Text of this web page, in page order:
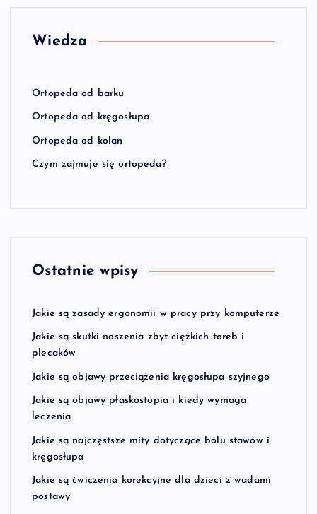
Wiedza
Ortopeda od barku
Ortopeda od kręgosłupa
Ortopeda od kolan
Czym zajmuje się ortopeda?
Ostatnie wpisy
Jakie są zasady ergonomii w pracy przy komputerze
Jakie są skutki noszenia zbyt ciężkich toreb i
plecaków
Jakie są objawy przeciążenia kręgosłupa szyjnego
Jakie są objawy płaskostopia i kiedy wymaga
leczenia
Jakie są najczęstsze mity dotyczące bólu stawów i
kręgosłupa
Jakie są ćwiczenia korekcyjne dla dzieci z wadami
postawy